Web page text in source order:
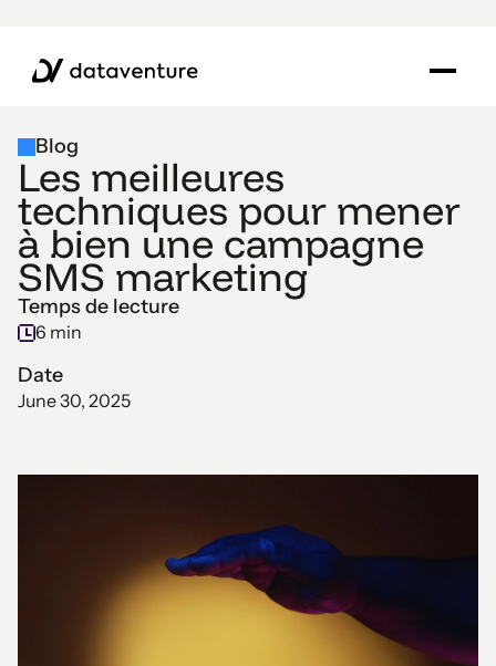
Blog
Les meilleures
techniques pour mener
à bien une campagne
SMS marketing
Temps de lecture
6 min
Date
June 30, 2025